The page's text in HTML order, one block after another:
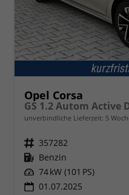
Opel Corsa
GS 1.2 Autom Active
unverbindliche Lieferzeit: 5
Fahrzeugnr. 357282
Kraftstoff Benzin
Leistung 74 kW (101 PS)
01.07.2025